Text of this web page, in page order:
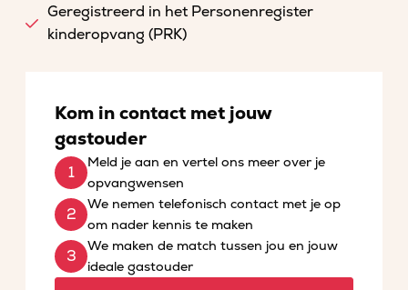
Geregistreerd in het Personenregister
kinderopvang (PRK)
Kom in contact met jouw
gastouder
Meld je aan en vertel ons meer over je
opvangwensen
We nemen telefonisch contact met je op
om nader kennis te maken
We maken de match tussen jou en jouw
ideale gastouder